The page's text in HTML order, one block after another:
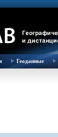
Геоданные